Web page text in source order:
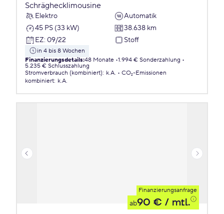
Schräghecklimousine
Elektro
Automatik
45 PS (33 kW)
38.638 km
EZ: 09/22 Stoff
in 4 bis 8 Wochen
Finanzierungsdetails:48 Monate 1.994 € Sonderzahlung
5.235 € Schlusszahlung
Stromverbrauch (kombiniert): k.A.
CO₂-Emissionen
kombiniert: k.A.
Finanzierungsanfrage
ab90 € / mtl.